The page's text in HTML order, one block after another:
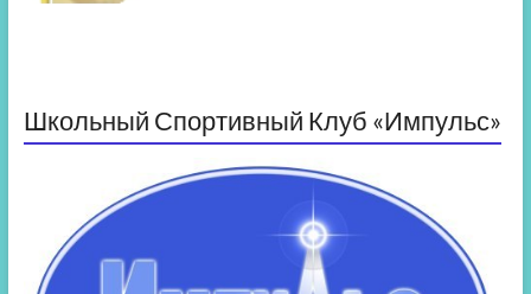
Школьный Спортивный Клуб «Импульс»